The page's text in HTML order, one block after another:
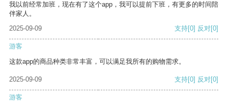
我以前经常加班，现在有了这个app，我可以提前下班，有更多的时间陪
伴家人。
2025-09-09
支持[0] 反对[0]
游客
这款app的商品种类非常丰富，可以满足我所有的购物需求。
2025-09-09 支持[0] 反对[0]
游客